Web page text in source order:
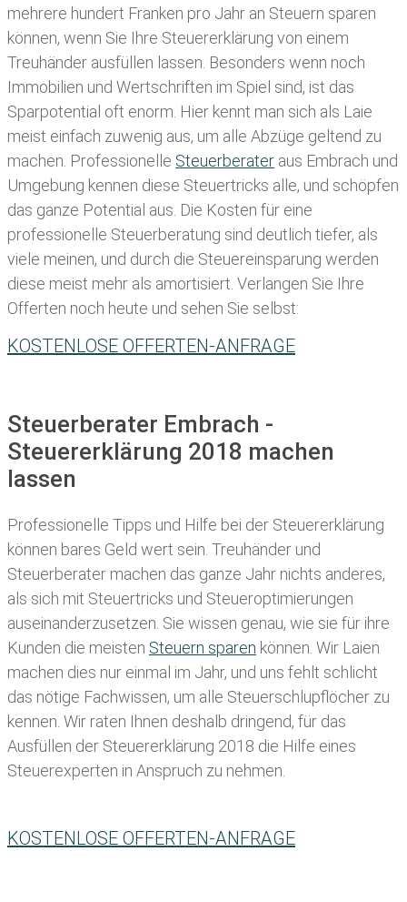
mehrere hundert Franken pro Jahr an Steuern sparen
können, wenn Sie Ihre Steuererklärung von einem
Treuhänder ausfüllen lassen . Besonders wenn noch
Immobilien und Wertschriften im Spiel sind, ist das
Sparpotential oft enorm. Hier kennt man sich als Laie
meist einfach zuwenig aus, um alle Abzüge geltend zu
machen. Professionelle Steuerberater aus Embrach und
Umgebung kennen diese Steuertricks alle, und schöpfen
das ganze Potential aus. Die Kosten für eine
professionelle Steuerberatung sind deutlich tiefer, als
viele meinen, und durch die Steuereinsparung werden
diese meist mehr als amortisiert. Verlangen Sie Ihre
Offerten noch heute und sehen Sie selbst:
KOSTENLOSE OFFERTEN-ANFRAGE
Steuerberater Embrach -
Steuererklärung 2018 machen
lassen
Professionelle Tipps und Hilfe bei der Steuererklärung
können bares Geld wert sein. Treuhänder und
Steuerberater machen das ganze Jahr nichts anderes,
als sich mit Steuertricks und Steueroptimierungen
auseinanderzusetzen. Sie wissen genau, wie sie für ihre
Kunden die meisten Steuern sparen können. Wir Laien
machen dies nur einmal im Jahr, und uns fehlt schlicht
das nötige Fachwissen, um alle Steuerschlupflöcher zu
kennen. Wir raten Ihnen deshalb dringend, für das
Ausfüllen der Steuererklärung 2018 die Hilfe eines
Steuerexperten in Anspruch zu nehmen.
KOSTENLOSE OFFERTEN-ANFRAGE